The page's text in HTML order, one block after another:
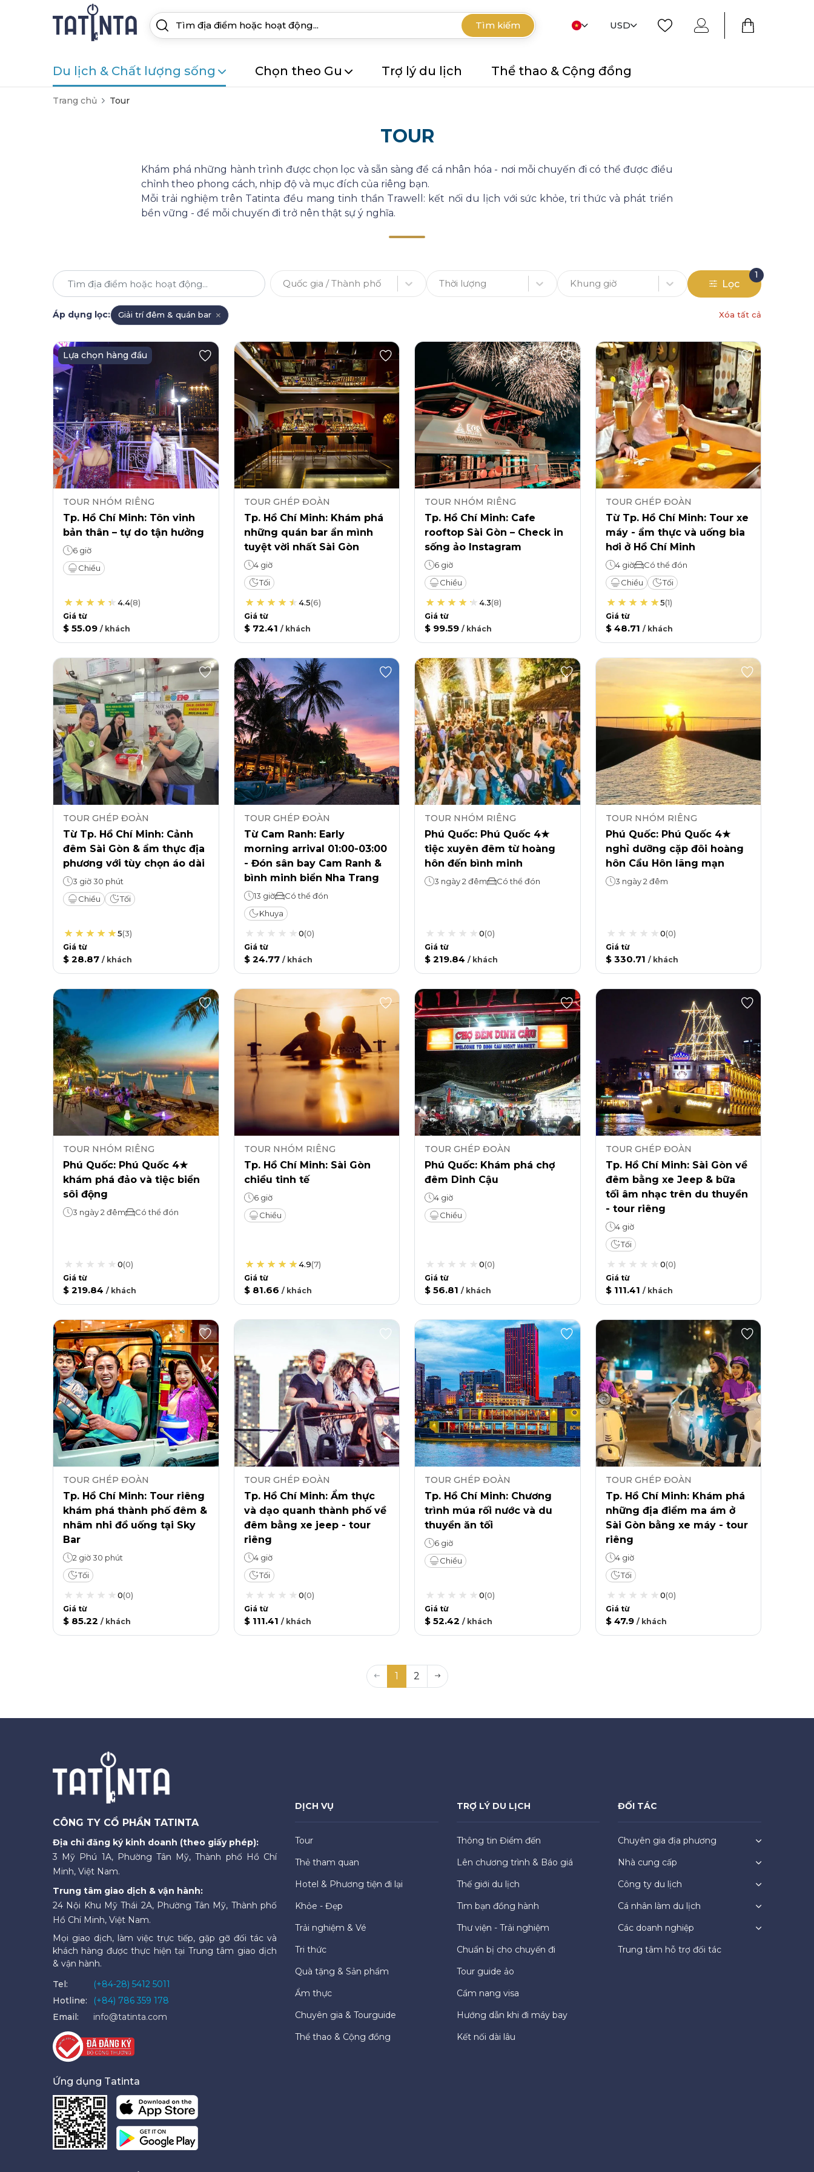
Tìm kiếm USD
Du lịch & Chất lượng sống Chọn theo Gu Trợ lý du lịch Thể thao & Cộng đồng
Trang chủ Tour
TOUR
Khám phá những hành trình được chọn lọc và sẵn sàng để cá nhân hóa - nơi mỗi chuyến đi có thể được điều
chỉnh theo phong cách, nhịp độ và mục đích của riêng bạn.
Mỗi trải nghiệm trên Tatinta đều mang tinh thần Trawell: kết nối du lịch với sức khỏe, tri thức và phát triển
bền vững - để mỗi chuyến đi trở nên thật sự ý nghĩa.
Quốc gia / Thành phố Thời lượng Khung giờ Lọc
1
Áp dụng lọc: Giải trí đêm & quán bar Xóa tất cả
Lựa chọn hàng đầu
TOUR NHÓM RIÊNG
Tp. Hồ Chí Minh: Tôn vinh
bản thân – tự do tận hưởng
6 giờ
Chiều
4.4(8)
Giá từ
$ 55.09 / khách
TOUR GHÉP ĐOÀN
Tp. Hồ Chí Minh: Khám phá
những quán bar ẩn mình
tuyệt vời nhất Sài Gòn
4 giờ
Tối
4.5(6)
Giá từ
$ 72.41 / khách
TOUR NHÓM RIÊNG
Tp. Hồ Chí Minh: Cafe
rooftop Sài Gòn – Check in
sống ảo Instagram
6 giờ
Chiều
4.3(8)
Giá từ
$ 99.59 / khách
TOUR GHÉP ĐOÀN
Từ Tp. Hồ Chí Minh: Tour xe
máy - ẩm thực và uống bia
hơi ở Hồ Chí Minh
4 giờ
Có thể đón
Chiều
Tối
5(1)
Giá từ
$ 48.71 / khách
TOUR GHÉP ĐOÀN
Từ Tp. Hồ Chí Minh: Cảnh
đêm Sài Gòn & ẩm thực địa
phương với tùy chọn áo dài
3 giờ 30 phút
Chiều
Tối
5(3)
Giá từ
$ 28.87 / khách
TOUR GHÉP ĐOÀN
Từ Cam Ranh: Early
morning arrival 01:00-03:00
- Đón sân bay Cam Ranh &
bình minh biển Nha Trang
13 giờ
Có thể đón
Khuya
0(0)
Giá từ
$ 24.77 / khách
TOUR NHÓM RIÊNG
Phú Quốc: Phú Quốc 4★
tiệc xuyên đêm từ hoàng
hôn đến bình minh
3 ngày 2 đêm Có thể đón
0(0)
Giá từ
$ 219.84 / khách
TOUR NHÓM RIÊNG
Phú Quốc: Phú Quốc 4★
nghỉ dưỡng cặp đôi hoàng
hôn Cầu Hôn lãng mạn
3 ngày 2 đêm
0(0)
Giá từ
$ 330.71 / khách
TOUR NHÓM RIÊNG
Phú Quốc: Phú Quốc 4★
khám phá đảo và tiệc biển
sôi động
3 ngày 2 đêm Có thể đón
0(0)
Giá từ
$ 219.84 / khách
TOUR NHÓM RIÊNG
Tp. Hồ Chí Minh: Sài Gòn
chiều tinh tế
6 giờ
Chiều
4.9(7)
Giá từ
$ 81.66 / khách
TOUR GHÉP ĐOÀN
Phú Quốc: Khám phá chợ
đêm Dinh Cậu
4 giờ
Chiều
0(0)
Giá từ
$ 56.81 / khách
TOUR GHÉP ĐOÀN
Tp. Hồ Chí Minh: Sài Gòn về
đêm bằng xe Jeep & bữa
tối âm nhạc trên du thuyền
- tour riêng
4 giờ
Tối
0(0)
Giá từ
$ 111.41 / khách
TOUR GHÉP ĐOÀN
Tp. Hồ Chí Minh: Tour riêng
khám phá thành phố đêm &
nhâm nhi đồ uống tại Sky
Bar
2 giờ 30 phút
Tối
0(0)
Giá từ
$ 85.22 / khách
TOUR GHÉP ĐOÀN
Tp. Hồ Chí Minh: Ẩm thực
và dạo quanh thành phố về
đêm bằng xe jeep - tour
riêng
4 giờ
Tối
0(0)
Giá từ
$ 111.41 / khách
TOUR GHÉP ĐOÀN
Tp. Hồ Chí Minh: Chương
trình múa rối nước và du
thuyền ăn tối
6 giờ
Chiều
0(0)
Giá từ
$ 52.42 / khách
TOUR GHÉP ĐOÀN
Tp. Hồ Chí Minh: Khám phá
những địa điểm ma ám ở
Sài Gòn bằng xe máy - tour
riêng
4 giờ
Tối
0(0)
Giá từ
$ 47.9 / khách
1 2
CÔNG TY CỔ PHẦN TATINTA
Địa chỉ đăng ký kinh doanh (theo giấy phép):
3 Mỹ Phú 1A, Phường Tân Mỹ, Thành phố Hồ Chí
Minh, Việt Nam.
Trung tâm giao dịch & vận hành:
24 Nội Khu Mỹ Thái 2A, Phường Tân Mỹ, Thành phố
Hồ Chí Minh, Việt Nam.
Mọi giao dịch, làm việc trực tiếp, gặp gỡ đối tác và
khách hàng được thực hiện tại Trung tâm giao dịch
& vận hành.
Tel:
(+84-28) 5412 5011
Hotline:
(+84) 786 359 178
Email:
info@tatinta.com
Ứng dụng Tatinta
DỊCH VỤ
Tour
Thẻ tham quan
Hotel & Phương tiện đi lại
Khỏe - Đẹp
Trải nghiệm & Vé
Tri thức
Quà tặng & Sản phẩm
Ẩm thực
Chuyên gia & Tourguide
Thể thao & Cộng đồng
TRỢ LÝ DU LỊCH
Thông tin Điểm đến
Lên chương trình & Báo giá
Thế giới du lịch
Tìm bạn đồng hành
Thư viện - Trải nghiệm
Chuẩn bị cho chuyến đi
Tour guide ảo
Cẩm nang visa
Hướng dẫn khi đi máy bay
Kết nối dài lâu
ĐỐI TÁC
Chuyên gia địa phương
Nhà cung cấp
Công ty du lịch
Cá nhân làm du lịch
Các doanh nghiệp
Trung tâm hỗ trợ đối tác